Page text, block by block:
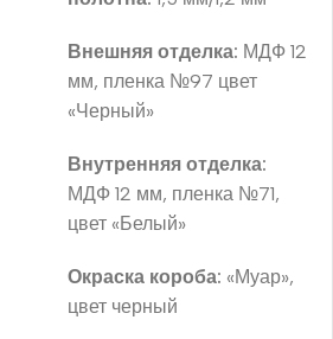
Внешняя отделка: МДФ 12
мм, пленка №97 цвет
«Черный»
Внутренняя отделка:
МДФ 12 мм, пленка №71,
цвет «Белый»
Окраска короба: «Муар»,
цвет черный